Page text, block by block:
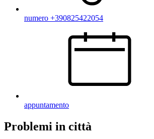
numero +390825422054
appuntamento
Problemi in città